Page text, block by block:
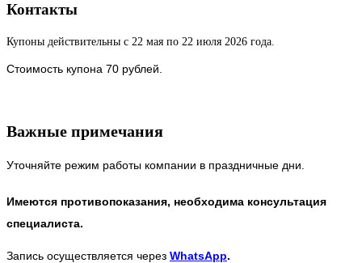
Контакты
Купоны действительны с 22 мая по 22 июля 2026 года.
Стоимость купона 70 рублей.
Важные примечания
Уточняйте режим работы компании в праздничные дни.
Имеются противопоказания, необходима консультация
специалиста.
Запись осуществляется через WhatsApp.